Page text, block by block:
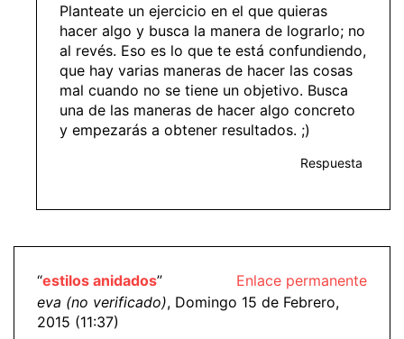
Planteate un ejercicio en el que quieras
hacer algo y busca la manera de lograrlo; no
al revés. Eso es lo que te está confundiendo,
que hay varias maneras de hacer las cosas
mal cuando no se tiene un objetivo. Busca
una de las maneras de hacer algo concreto
y empezarás a obtener resultados. ;)
Respuesta
Enlace permanente
“estilos anidados”
eva (no verificado), Domingo 15 de Febrero,
2015 (11:37)